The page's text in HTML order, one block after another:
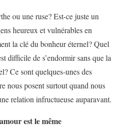
ou une ruse? Est-ce juste un
heureux et vulnérables en
la clé du bonheur éternel? Quel
difficile de s’endormir sans que la
Ce sont quelques-unes des
nous posent surtout quand nous
relation infructueuse auparavant.
est le même